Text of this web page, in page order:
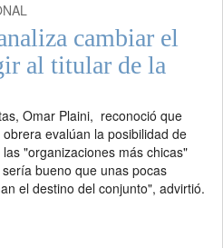
cambiar el
al titular de la
Omar Plaini, reconoció que
evalúan la posibilidad de
"organizaciones más chicas"
bueno que unas pocas
el destino del conjunto", advirtió.